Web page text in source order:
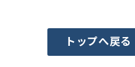
トップへ戻る